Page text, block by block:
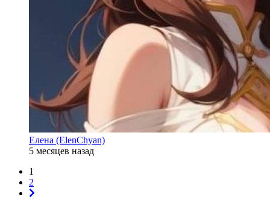
Елена (ElenChyan)
5 месяцев назад
1
2